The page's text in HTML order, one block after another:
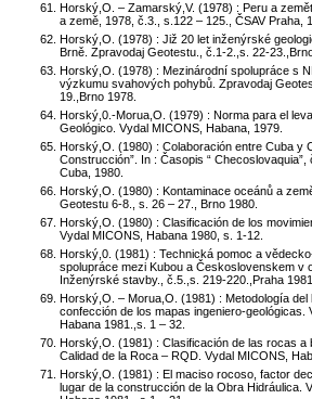
Horský,O. – Zamarský,V. (1978) : Peru a
a země, 1978, č.3., s.122 – 125., ČSAV Praha,
Horský,O. (1978) : Již 20 let inženýrské
Brně. Zpravodaj Geotestu., č.1-2.,s. 22-
Horský,O. (1978) : Mezinárodní spolupráce s
výzkumu svahových pohybů. Zpravodaj
19.,Brno 1978.
Horský,0.-Morua,O. (1979) : Norma para el
Geológico. Vydal MICONS, Habana, 1979.
Horský,O. (1980) : Colaboración entre Cuba y
Construcción”. In : Časopis “ Checoslovaquia”,
Cuba, 1980.
Horský,O. (1980) : Kontaminace oceánů a
Geotestu 6-8., s. 26 – 27., Brno 1980.
Horský,O. (1980) : Clasificación de los
Vydal MICONS, Habana 1980, s. 1-12.
Horský,0. (1981) : Technická pomoc a
spolupráce mezi Kubou a Československem v
Inženýrské stavby., č.5.,s. 219-220.,Praha 1981.
Horský,O. – Morua,O. (1981) : Metodología del
confección de los mapas ingeniero-geológicas.
Habana 1981.,s. 1 – 32.
Horský,O. (1981) : Clasificación de las rocas a
Calidad de la Roca – RQD. Vydal MICONS,
Horský,O. (1981) : El maciso rocoso, factor
lugar de la construcción de la Obra Hidráulica.